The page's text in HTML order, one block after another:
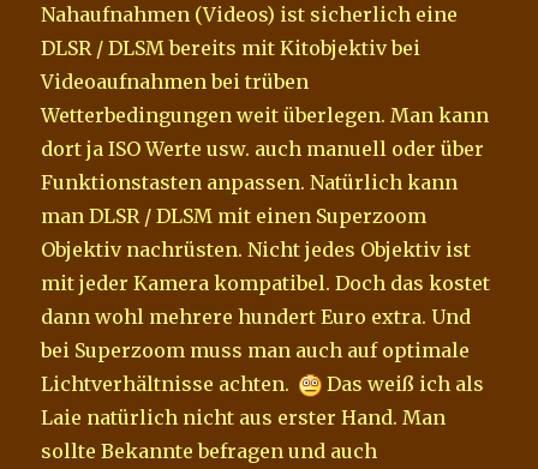
Nahaufnahmen (Videos) ist sicherlich eine
DLSR / DLSM bereits mit Kitobjektiv bei
Videoaufnahmen bei trüben
Wetterbedingungen weit überlegen. Man kann
dort ja ISO Werte usw. auch manuell oder über
Funktionstasten anpassen. Natürlich kann
man DLSR / DLSM mit einen Superzoom
Objektiv nachrüsten. Nicht jedes Objektiv ist
mit jeder Kamera kompatibel. Doch das kostet
dann wohl mehrere hundert Euro extra. Und
bei Superzoom muss man auch auf optimale
Lichtverhältnisse achten.
Das weiß ich als
Laie natürlich nicht aus erster Hand. Man
sollte Bekannte befragen und auch